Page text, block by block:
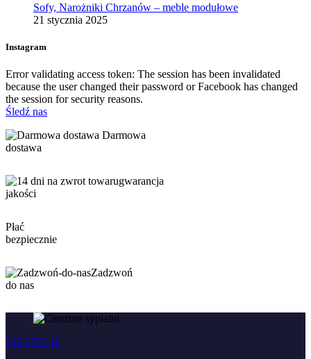
Sofy, Narożniki Chrzanów – meble modułowe
21 stycznia 2025
Instagram
Error validating access token: The session has been invalidated
because the user changed their password or Facebook has changed
the session for security reasons.
Śledź nas
Darmowa
dostawa
gwarancja
jakości
Płać
bezpiecznie
Zadzwoń
do nas
518 225 110